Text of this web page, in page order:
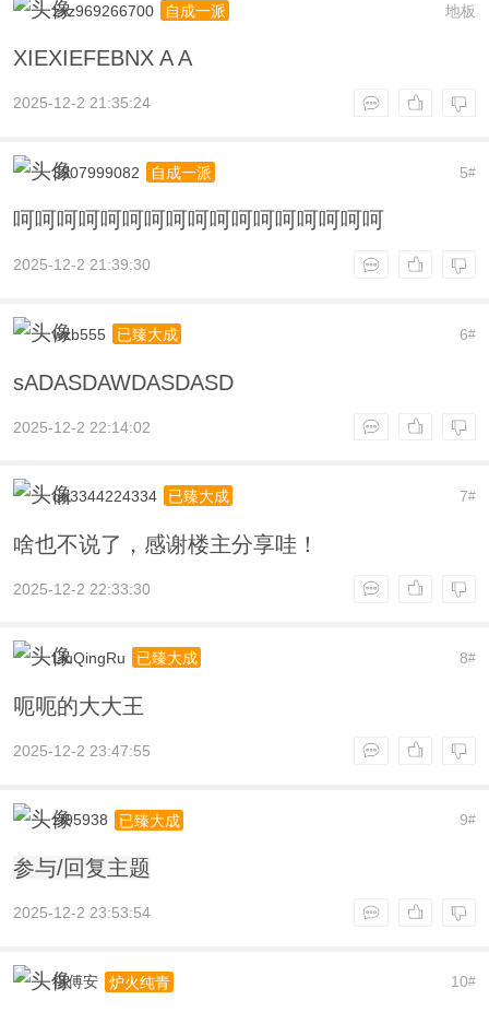
地板
zxz969266700 自成一派
XIEXIEFEBNX A A
2025-12-2 21:35:24
5#
3307999082 自成一派
呵呵呵呵呵呵呵呵呵呵呵呵呵呵呵呵呵
2025-12-2 21:39:30
6#
wzb555 已臻大成
sADASDAWDASDASD
2025-12-2 22:14:02
7#
qq3344224334 已臻大成
啥也不说了，感谢楼主分享哇！
2025-12-2 22:33:30
8#
LiuQingRu 已臻大成
呃呃的大大王
2025-12-2 23:47:55
9#
zf95938 已臻大成
参与/回复主题
2025-12-2 23:53:54
10#
祖傅安 炉火纯青